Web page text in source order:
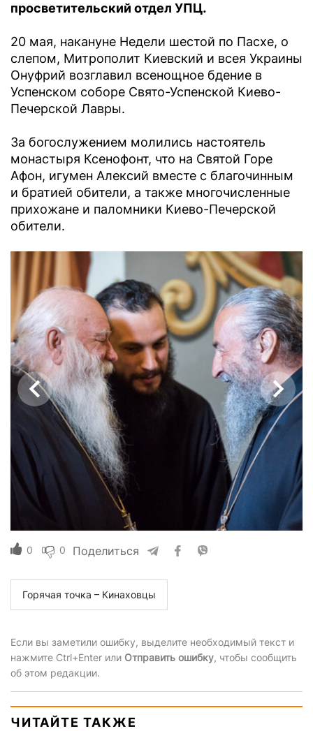
просветительский отдел УПЦ.
20 мая, накануне Недели шестой по Пасхе, о
слепом, Митрополит Киевский и всея Украины
Онуфрий возглавил всенощное бдение в
Успенском соборе Свято-Успенской Киево-
Печерской Лавры.
За богослужением молились настоятель
монастыря Ксенофонт, что на Святой Горе
Афон, игумен Алексий вместе с благочинным
и братией обители, а также многочисленные
прихожане и паломники Киево-Печерской
обители.
0 0 Поделиться
Горячая точка – Кинаховцы
Если вы заметили ошибку, выделите необходимый текст и
нажмите Ctrl+Enter или Отправить ошибку, чтобы сообщить
об этом редакции.
ЧИТАЙТЕ ТАКЖЕ